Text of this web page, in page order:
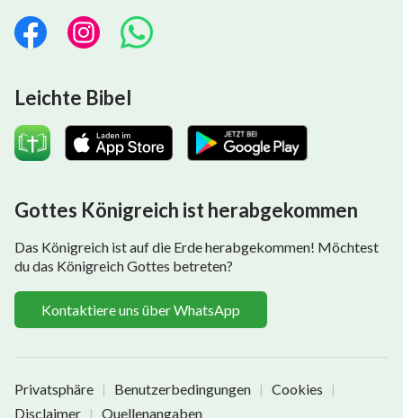
Leichte Bibel
Gottes Königreich ist herabgekommen
Das Königreich ist auf die Erde herabgekommen! Möchtest
du das Königreich Gottes betreten?
Kontaktiere uns über WhatsApp
Privatsphäre | Benutzerbedingungen | Cookies |
Disclaimer | Quellenangaben